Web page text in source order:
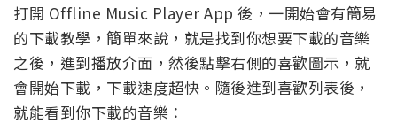
打開 Offline Music Player App 後，一開始會有簡易
的下載教學，簡單來說，就是找到你想要下載的音樂
之後，進到播放介面，然後點擊右側的喜歡圖示，就
會開始下載，下載速度超快。隨後進到喜歡列表後，
就能看到你下載的音樂：